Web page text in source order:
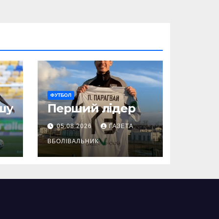
ФУТБОЛ
Перший лідер
05.08.2026 ГАЗЕТА
ВБОЛІВАЛЬНИК